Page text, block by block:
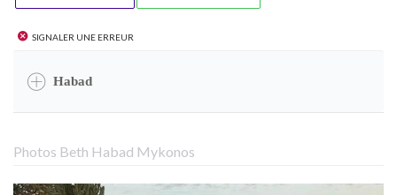
Signaler une erreur
Habad
Photos Beth Habad Mykonos